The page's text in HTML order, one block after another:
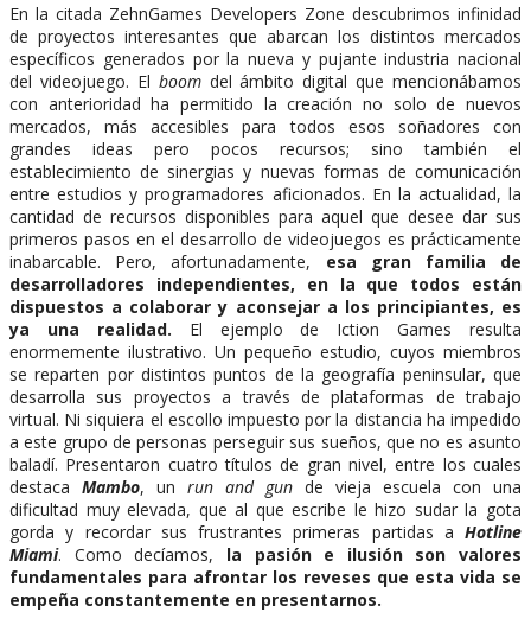
En la citada ZehnGames Developers Zone descubrimos infinidad
de proyectos interesantes que abarcan los distintos mercados
específicos generados por la nueva y pujante industria nacional
del videojuego. El boomdel ámbito digital que mencionábamos
con anterioridad ha permitido la creación no solo de nuevos
mercados, más accesibles para todos esos soñadores con
grandes ideas pero pocos recursos; sino también el
establecimiento de sinergias y nuevas formas de comunicación
entre estudios y programadores aficionados. En la actualidad, la
cantidad de recursos disponibles para aquel que desee dar sus
primeros pasos en el desarrollo de videojuegos es prácticamente
inabarcable. Pero, afortunadamente, esa gran familia de
desarrolladores independientes, en la que todos están
dispuestos a colaborar y aconsejar a los principiantes, es
ya una realidad. El ejemplo de Iction Games resulta
enormemente ilustrativo. Un pequeño estudio, cuyos miembros
se reparten por distintos puntos de la geografía peninsular, que
desarrolla sus proyectos a través de plataformas de trabajo
virtual. Ni siquiera el escollo impuesto por la distancia ha impedido
a este grupo de personas perseguir sus sueños, que no es asunto
baladí. Presentaron cuatro títulos de gran nivel, entre los cuales
destaca Mambo, un run and gun de vieja escuela con una
dificultad muy elevada, que al que escribe le hizo sudar la gota
gorda y recordar sus frustrantes primeras partidas a Hotline
Miami. Como decíamos, la pasión e ilusión son valores
fundamentales para afrontar los reveses que esta vida se
empeña constantemente en presentarnos.